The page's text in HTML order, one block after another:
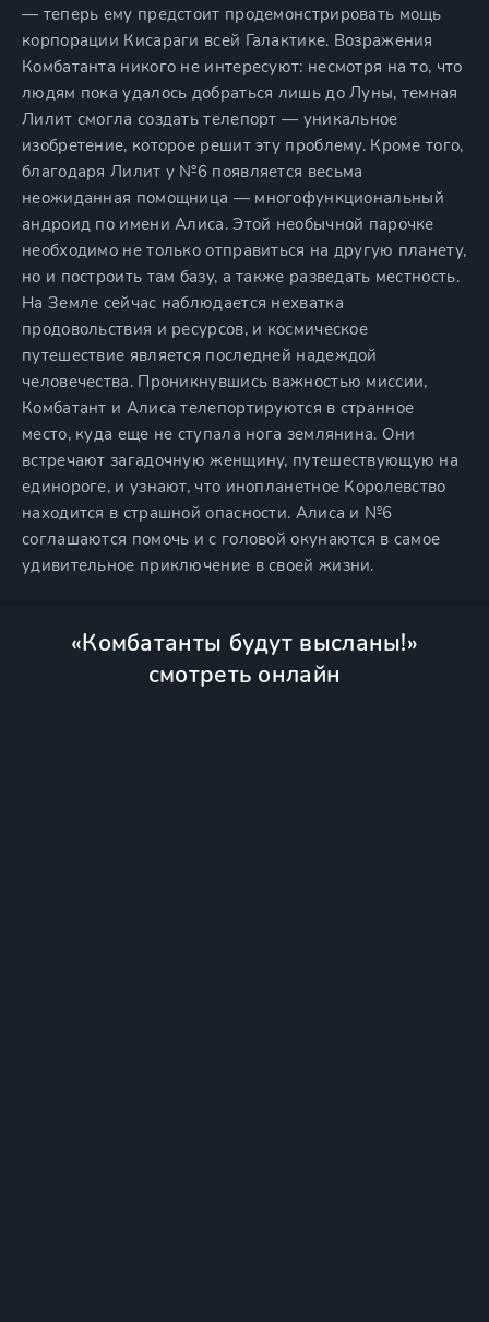
— теперь ему предстоит продемонстрировать мощь
корпорации Кисараги всей Галактике. Возражения
Комбатанта никого не интересуют: несмотря на то, что
людям пока удалось добраться лишь до Луны, темная
Лилит смогла создать телепорт — уникальное
изобретение, которое решит эту проблему. Кроме того,
благодаря Лилит у №6 появляется весьма
неожиданная помощница — многофункциональный
андроид по имени Алиса. Этой необычной парочке
необходимо не только отправиться на другую планету,
но и построить там базу, а также разведать местность.
На Земле сейчас наблюдается нехватка
продовольствия и ресурсов, и космическое
путешествие является последней надеждой
человечества. Проникнувшись важностью миссии,
Комбатант и Алиса телепортируются в странное
место, куда еще не ступала нога землянина. Они
встречают загадочную женщину, путешествующую на
единороге, и узнают, что инопланетное Королевство
находится в страшной опасности. Алиса и №6
соглашаются помочь и с головой окунаются в самое
удивительное приключение в своей жизни.
«Комбатанты будут высланы!»
смотреть онлайн